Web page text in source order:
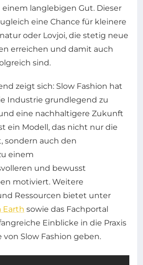
einem langlebigen Gut. Dieser
eine Chance für kleinere
oder Lovjoi, die stetig neue
erreichen und damit auch
sind.
zeigt sich: Slow Fashion hat
Industrie grundlegend zu
eine nachhaltigere Zukunft
ein Modell, das nicht nur die
sondern auch den
einem
und bewusst
motiviert. Weitere
Ressourcen bietet unter
Earth sowie das Fachportal
Einblicke in die Praxis
von Slow Fashion geben.